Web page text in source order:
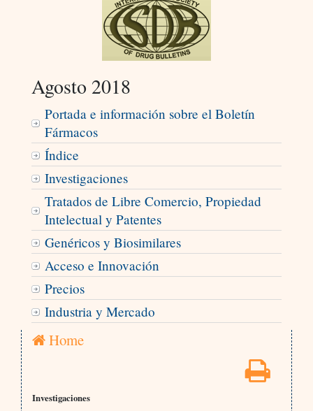
Agosto 2018
Portada e información sobre el Boletín
Fármacos
Índice
Investigaciones
Tratados de Libre Comercio, Propiedad
Intelectual y Patentes
Genéricos y Biosimilares
Acceso e Innovación
Precios
Industria y Mercado
Home
Investigaciones